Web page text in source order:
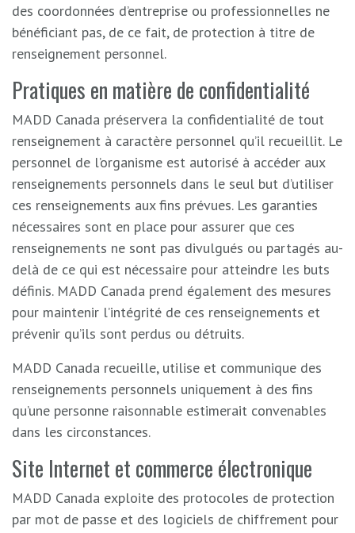
des coordonnées d’entreprise ou professionnelles ne
bénéficiant pas, de ce fait, de protection à titre de
renseignement personnel.
Pratiques en matière de confidentialité
MADD Canada préservera la confidentialité de tout
renseignement à caractère personnel qu’il recueillit. Le
personnel de l’organisme est autorisé à accéder aux
renseignements personnels dans le seul but d’utiliser
ces renseignements aux fins prévues. Les garanties
nécessaires sont en place pour assurer que ces
renseignements ne sont pas divulgués ou partagés au-
delà de ce qui est nécessaire pour atteindre les buts
définis. MADD Canada prend également des mesures
pour maintenir l’intégrité de ces renseignements et
prévenir qu’ils sont perdus ou détruits.
MADD Canada recueille, utilise et communique des
renseignements personnels uniquement à des fins
qu’une personne raisonnable estimerait convenables
dans les circonstances.
Site Internet et commerce électronique
MADD Canada exploite des protocoles de protection
par mot de passe et des logiciels de chiffrement pour